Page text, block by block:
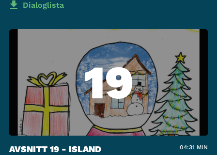
Dialoglista
19
AVSNITT 19 - ISLAND 04:31 MIN